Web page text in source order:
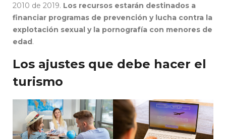
2010 de 2019. Los recursos estarán destinados a
financiar programas de prevención y lucha contra la
explotación sexual y la pornografía con menores de
edad.
Los ajustes que debe hacer el
turismo